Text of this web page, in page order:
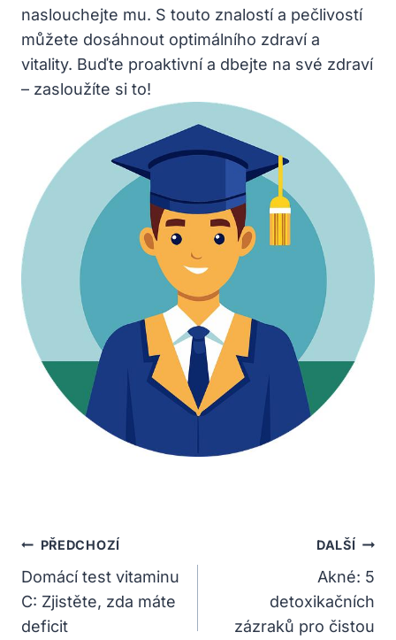
naslouchejte mu. S touto znalostí a pečlivostí
můžete dosáhnout optimálního zdraví a
vitality. Buďte proaktivní a dbejte na své zdraví
– zasloužíte si to!
Navigace
Pro
Příspěvek
PŘEDCHOZÍ
Domácí test vitaminu
C: Zjistěte, zda máte
deficit
DALŠÍ
Akné: 5
detoxikačních
zázraků pro čistou